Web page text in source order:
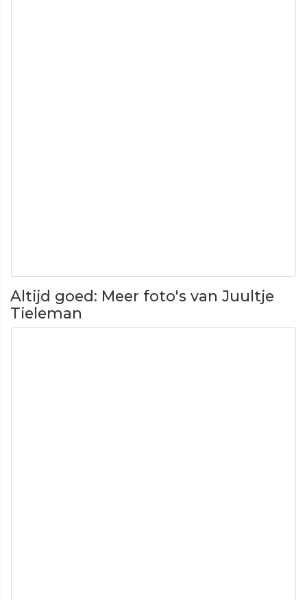
Altijd goed: Meer foto's van Juultje
Tieleman